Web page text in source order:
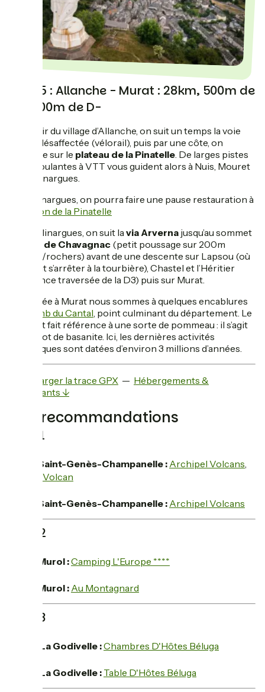
Jour 5 : Allanche - Murat : 28km, 500m de
D+, 500m de D-
Au sortir du village d’Allanche, on suit un temps la voie
ferrée désaffectée (vélorail), puis par une côte, on
remonte sur le plateau de la Pinatelle. De larges pistes
assez roulantes à VTT vous guident alors à Nuis, Mouret
et Chalinargues.
A Chalinargues, on pourra faire une pause restauration à
Maison de la Pinatelle
De Chalinargues, on suit lavia Arverna jusqu’au sommet
bois de Chavagnac (petit poussage sur 200m
racines/rochers) avant de une descente sur Lapsou (où
l’on peut s’arrêter à la tourbière), Chastel et l’Héritier
(prudence traversée de la D3) puis sur Murat.
A l’arrivée à Murat nous sommes à quelques encablures
Plomb du Cantal, point culminant du département. Le
sommet fait référence à une sorte de pommeau : il s’agit
d’un culot de basanite. Ici, les dernières activités
volcaniques sont datées d’environ 3 millions d’années.
Télécharger la trace GPX — Hébergements &
restaurants ↓
Nos recommandations
Jour 1
Saint-Genès-Champanelle : Archipel Volcans,
Espace Volcan
Saint-Genès-Champanelle : Archipel Volcans
Jour 2
Murol :Camping L'Europe ****
Murol : Au Montagnard
Jour 3
La Godivelle :Chambres D'Hôtes Béluga
La Godivelle : Table D'Hôtes Béluga